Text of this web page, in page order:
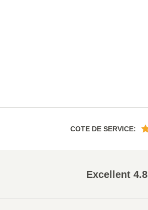
COTE DE SERVICE:
Excellent 4.8